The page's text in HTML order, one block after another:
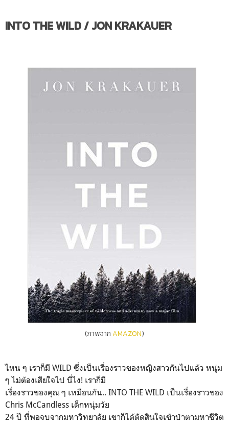
INTO THE WILD / JON KRAKAUER
(ภาพจากAMAZON)
ไหน ๆ เราก็มี WILD ซึ่งเป็นเรื่องราวของหญิงสาวกันไปแล้ว หนุ่ม
ๆ ไม่ต้องเสียใจไป นี่ไง! เราก็มี
เรื่องราวของคุณ ๆ เหมือนกัน.. INTO THE WILD เป็นเรื่องราวของ
Chris McCandless เด็กหนุ่มวัย
24 ปี ที่พอจบจากมหาวิทยาลัย เขาก็ได้ตัดสินใจเข้าป่าตามหาชีวิต